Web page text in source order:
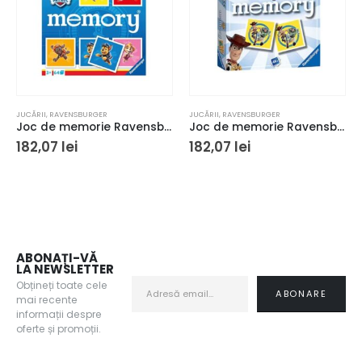
JUCĂRII, RAVENSBURGER
Joc de memorie Ravensburger Memory Paw Patrol
182,07 lei
JUCĂRII, RAVENSBURGER
Joc de memorie Ravensburger Memory Toy Story 4 Disney Pixar
182,07 lei
ABONAȚI-VĂ
LA NEWSLETTER
Obțineți toate cele
mai recente
informații despre
oferte și promoții.